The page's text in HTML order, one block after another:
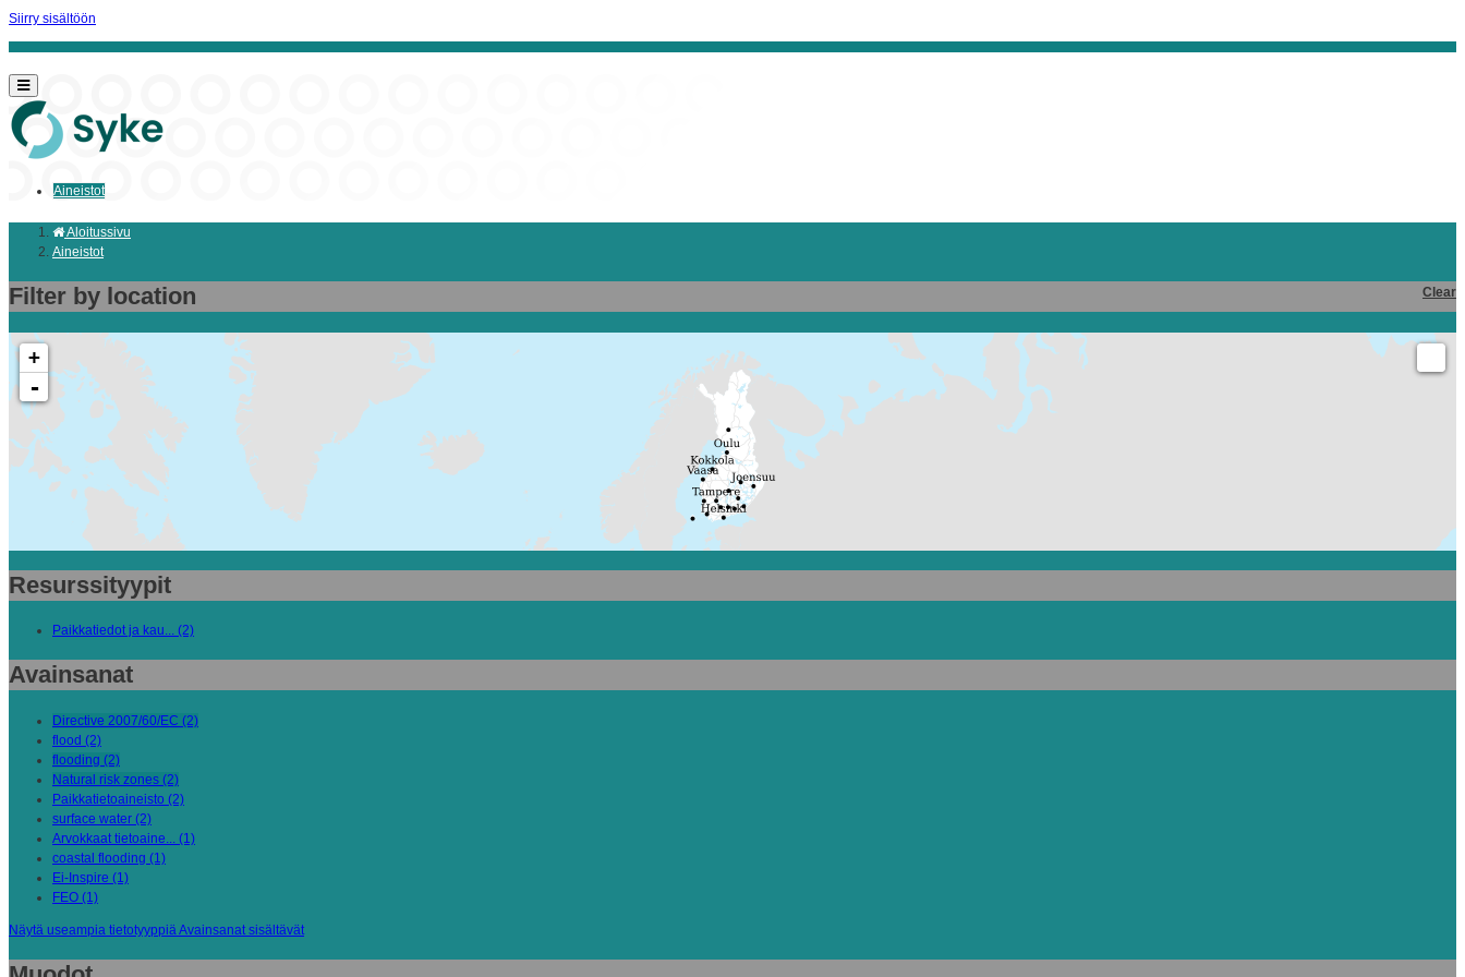
Siirry sisältöön
Aineistot
Aloitussivu
Aineistot
Filter by location Clear
+
-
Resurssityypit
Paikkatiedot ja kau... (2)
Avainsanat
Directive 2007/60/EC (2)
flood (2)
flooding (2)
Natural risk zones (2)
Paikkatietoaineisto (2)
surface water (2)
Arvokkaat tietoaine... (1)
coastal flooding (1)
Ei-Inspire (1)
FEO (1)
Näytä useampia tietotyyppiä Avainsanat sisältävät